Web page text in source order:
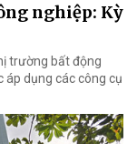
nghiệp: Kỳ
trường bất động
áp dụng các công cụ